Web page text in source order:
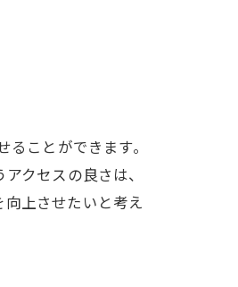
ことができます。
クセスの良さは、
上させたいと考え